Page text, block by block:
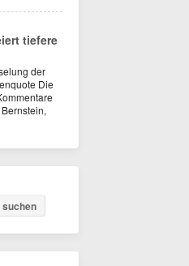
tiefere
der
Die
suchen